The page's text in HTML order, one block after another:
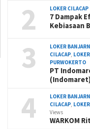
2 LOKER CILACAP
7 Dampak
Kebiasaan
3 LOKER
CILACAP,
PURWOKERTO
PT
4 LOKER
CILACAP,
Views
WARKOM